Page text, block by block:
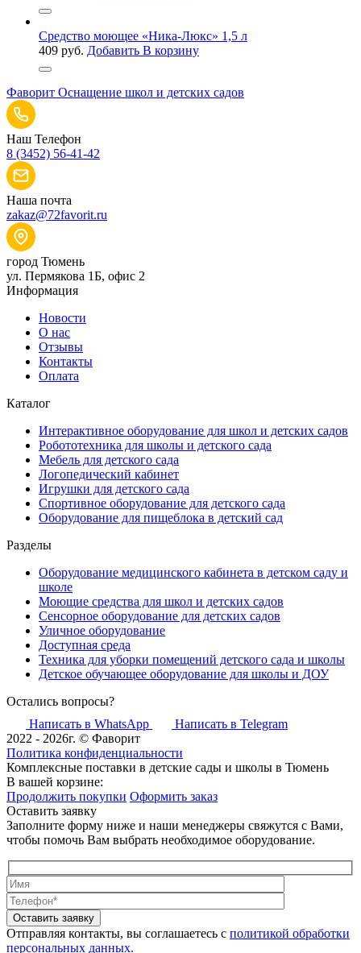
Средство моющее «Ника-Люкс» 1,5 л
409 руб. Добавить В корзину
Фаворит Оснащение школ и детских садов
Наш Телефон
8 (3452) 56-41-42
Наша почта
zakaz@72favorit.ru
город Тюмень
ул. Пермякова 1Б, офис 2
Информация
Новости
О нас
Отзывы
Контакты
Оплата
Каталог
Интерактивное оборудование для школ и детских садов
Робототехника для школы и детского сада
Мебель для детского сада
Логопедический кабинет
Игрушки для детского сада
Спортивное оборудование для детского сада
Оборудование для пищеблока в детский сад
Разделы
Оборудование медицинского кабинета в детском саду и
школе
Моющие средства для школ и детских садов
Сенсорное оборудование для детских садов
Уличное оборудование
Доступная среда
Техника для уборки помещений детского сада и школы
Детское обучающее оборудование для школы и ДОУ
Остались вопросы?
Написать в WhatsApp
Написать в Telegram
2022 - 2026г. © Фаворит
Политика конфиденциальности
Комплексные поставки в детские сады и школы в Тюмень
В вашей корзине:
Продолжить покупки Оформить заказ
Оставить заявку
Заполните форму ниже и наши менеджеры свяжутся с Вами,
чтобы помочь Вам выбрать необходимое оборудование.
Оставить заявку
Отправляя контакты, вы соглашаетесь с политикой обработки
персональных данных.